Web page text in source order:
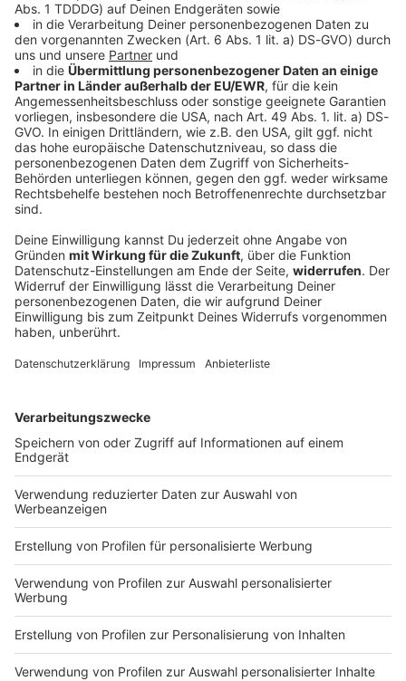
Bayern
Freistaat lockert finanzielle Zügel für
angeschlagene Bauern
Hitze und Trockenheit schmälern die Erträge auf den
Feldern, eingebrochene Preise für Schweinefleisch
Hilfe vom Staat.
DEINE GEMERKTEN ARTIKEL
Du hast dir noch keine Artikel gemerkt
Markiere sie hierfür mit einem